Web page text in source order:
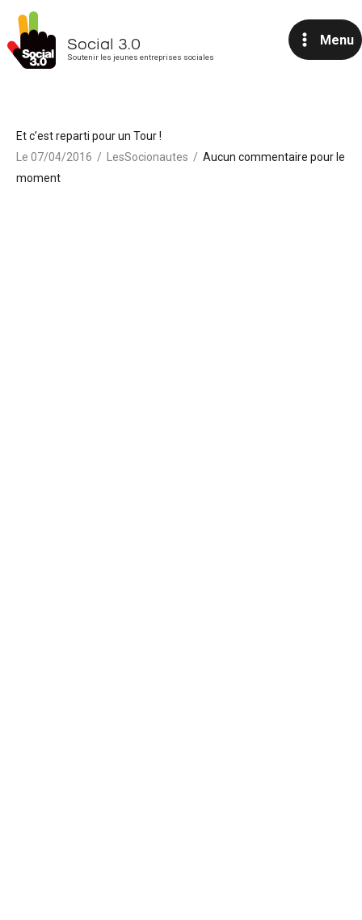
contenu
Social 3.0
Soutenir les jeunes entreprises sociales
Menu
Et c’est reparti pour un Tour !
Le 07/04/2016 / LesSocionautes / Aucun commentaire pour le
moment